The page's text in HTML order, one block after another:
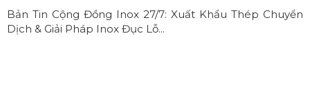
Bản Tin Cộng Đồng Inox 27/7: Xuất Khẩu Thép Chuyển
Dịch & Giải Pháp Inox Đục Lỗ...